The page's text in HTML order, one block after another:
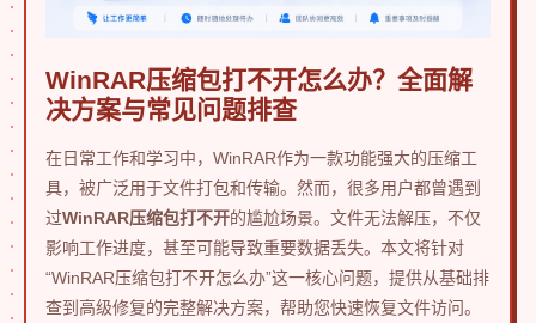
WinRAR压缩包打不开怎么办？全面解
决方案与常见问题排查
在日常工作和学习中，WinRAR作为一款功能强大的压缩工
具，被广泛用于文件打包和传输。然而，很多用户都曾遇到
过WinRAR压缩包打不开的尴尬场景。文件无法解压，不仅
影响工作进度，甚至可能导致重要数据丢失。本文将针对
“WinRAR压缩包打不开怎么办”这一核心问题，提供从基础排
查到高级修复的完整解决方案，帮助您快速恢复文件访问。